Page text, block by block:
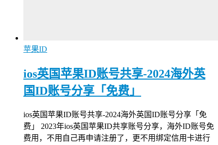
苹果ID
ios英国苹果ID账号共享-2024海外英
国ID账号分享「免费」
ios英国苹果ID账号共享-2024海外英国ID账号分享「免
费」 2023年ios英国苹果ID共享账号分享，海外ID账号免
费用，不用自己再申请注册了，更不用绑定信用卡进行